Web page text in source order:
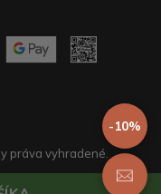
-10%
práva vyhradené.
na mieru